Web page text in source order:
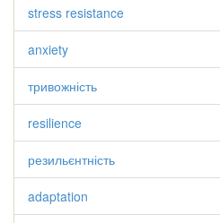
stress resistance
anxiety
тривожність
resilience
резильєнтність
adaptation